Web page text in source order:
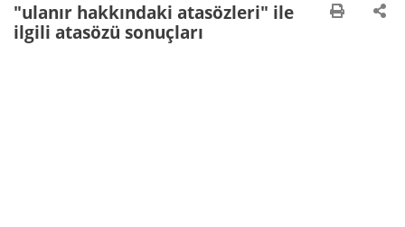
"ulanır hakkındaki atasözleri" ile
ilgili atasözü sonuçları